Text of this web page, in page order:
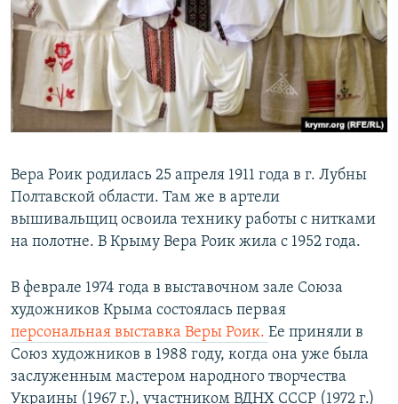
Вера Роик родилась 25 апреля 1911 года в г. Лубны
Полтавской области. Там же в артели
вышивальщиц освоила технику работы с нитками
на полотне. В Крыму Вера Роик жила с 1952 года.
В феврале 1974 года в выставочном зале Союза
художников Крыма состоялась первая
персональная выставка Веры Роик. Ее приняли в
Союз художников в 1988 году, когда она уже была
заслуженным мастером народного творчества
Украины (1967 г.), участником ВДНХ СССР (1972 г.)